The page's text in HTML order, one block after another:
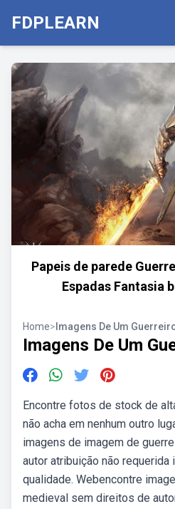
FDPLEARN
Papeis de parede
Espadas Fantasia
Home> Imagens De Um
Imagens De Um
Encontre fotos de stock de
não acha em nenhum outro
imagens de imagem de
autor atribuição não requerida
qualidade. Webencontre
medieval sem direitos de